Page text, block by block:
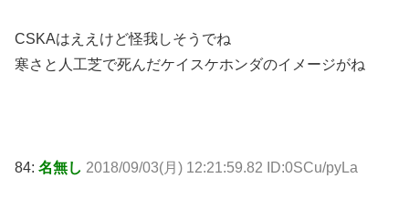
CSKAはええけど怪我しそうでね
寒さと人工芝で死んだケイスケホンダのイメージがね
84: 名無し 2018/09/03(月) 12:21:59.82 ID:0SCu/pyLa